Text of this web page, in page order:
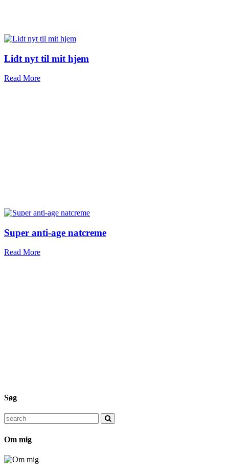
Lidt nyt til mit hjem
Read More
Super anti-age natcreme
Read More
Søg
Search
for:
Om mig